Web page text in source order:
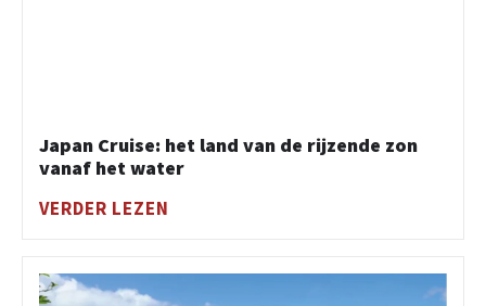
Japan Cruise: het land van de rijzende zon
vanaf het water
VERDER LEZEN